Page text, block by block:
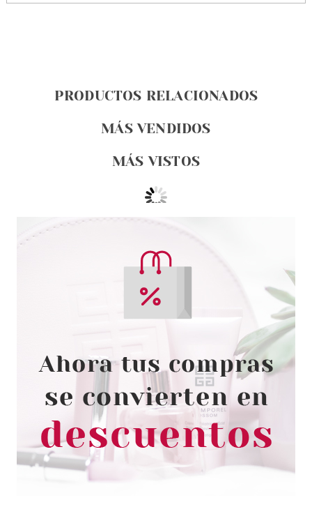
PRODUCTOS RELACIONADOS
MÁS VENDIDOS
MÁS VISTOS
CATRICE
CATRICE ESMALTE DE UÑAS
CHROME INFUSION 02
IMPRESSIEV GOLD 10.5 ML
Pvr 3.99€
-24%
desde
3.05€